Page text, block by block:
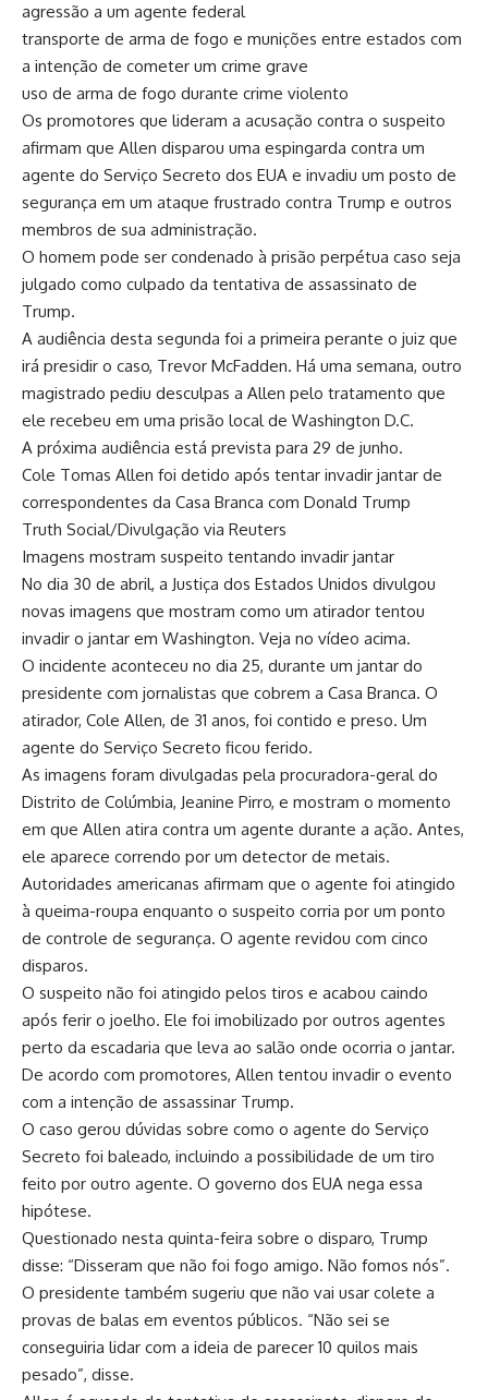
agressão a um agente federal
transporte de arma de fogo e munições entre estados com
a intenção de cometer um crime grave
uso de arma de fogo durante crime violento
Os promotores que lideram a acusação contra o suspeito
afirmam que Allen disparou uma espingarda contra um
agente do Serviço Secreto dos EUA e invadiu um posto de
segurança em um ataque frustrado contra Trump e outros
membros de sua administração.
O homem pode ser condenado à prisão perpétua caso seja
julgado como culpado da tentativa de assassinato de
Trump.
A audiência desta segunda foi a primeira perante o juiz que
irá presidir o caso, Trevor McFadden. Há uma semana, outro
magistrado pediu desculpas a Allen pelo tratamento que
ele recebeu em uma prisão local de Washington D.C.
A próxima audiência está prevista para 29 de junho.
Cole Tomas Allen foi detido após tentar invadir jantar de
correspondentes da Casa Branca com Donald Trump
Truth Social/Divulgação via Reuters
Imagens mostram suspeito tentando invadir jantar
No dia 30 de abril, a Justiça dos Estados Unidos divulgou
novas imagens que mostram como um atirador tentou
invadir o jantar em Washington. Veja no vídeo acima.
O incidente aconteceu no dia 25, durante um jantar do
presidente com jornalistas que cobrem a Casa Branca. O
atirador, Cole Allen, de 31 anos, foi contido e preso. Um
agente do Serviço Secreto ficou ferido.
As imagens foram divulgadas pela procuradora-geral do
Distrito de Colúmbia, Jeanine Pirro, e mostram o momento
em que Allen atira contra um agente durante a ação. Antes,
ele aparece correndo por um detector de metais.
Autoridades americanas afirmam que o agente foi atingido
à queima-roupa enquanto o suspeito corria por um ponto
de controle de segurança. O agente revidou com cinco
disparos.
O suspeito não foi atingido pelos tiros e acabou caindo
após ferir o joelho. Ele foi imobilizado por outros agentes
perto da escadaria que leva ao salão onde ocorria o jantar.
De acordo com promotores, Allen tentou invadir o evento
com a intenção de assassinar Trump.
O caso gerou dúvidas sobre como o agente do Serviço
Secreto foi baleado, incluindo a possibilidade de um tiro
feito por outro agente. O governo dos EUA nega essa
hipótese.
Questionado nesta quinta-feira sobre o disparo, Trump
disse: “Disseram que não foi fogo amigo. Não fomos nós”.
O presidente também sugeriu que não vai usar colete a
provas de balas em eventos públicos. “Não sei se
conseguiria lidar com a ideia de parecer 10 quilos mais
pesado”, disse.